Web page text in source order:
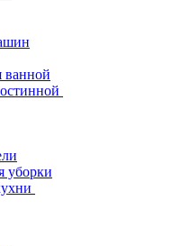
ванной
уборки